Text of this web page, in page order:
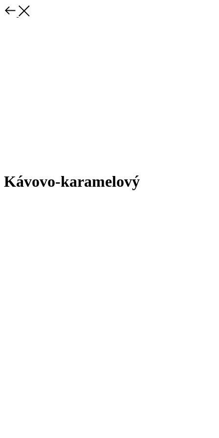
Kávovo-karamelový